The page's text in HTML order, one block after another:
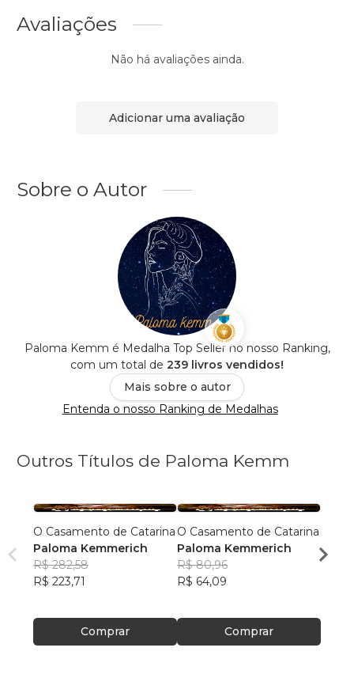
Avaliações
Não há avaliações ainda.
Adicionar uma avaliação
Sobre o Autor
Paloma Kemm é Medalha Top Seller no nosso Ranking,
com um total de 239 livros vendidos!
Mais sobre o autor
Entenda o nosso Ranking de Medalhas
Outros Títulos de Paloma Kemm
O Casamento de Catarina
Paloma Kemmerich
R$ 282,58
R$ 223,71
Comprar
O Casamento de Catarina
Paloma Kemmerich
R$ 80,96
R$ 64,09
Comprar
R$